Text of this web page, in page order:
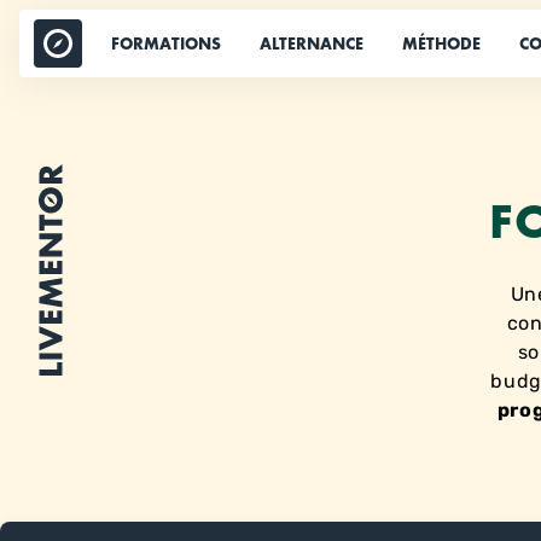
Aller
contenu
FORMATIONS ALTERNANCE MÉTHODE